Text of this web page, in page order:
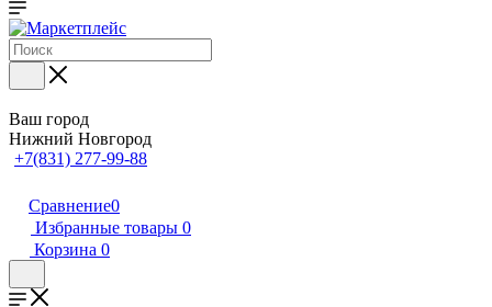
Ваш город
Нижний Новгород
+7(831) 277-99-88
Сравнение0
Избранные товары 0
Корзина 0